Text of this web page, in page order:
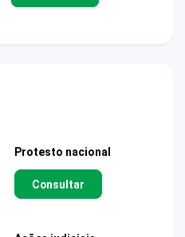
Protesto nacional
Consultar